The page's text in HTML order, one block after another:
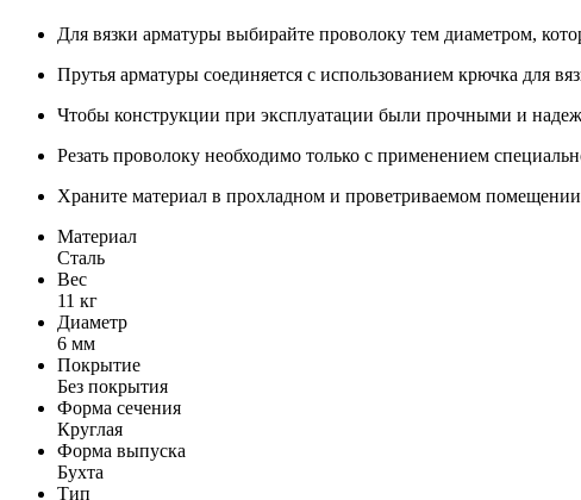
Для вязки арматуры выбирайте проволоку тем диаметром,
Прутья арматуры соединяется с использованием крючка для
Чтобы конструкции при эксплуатации были прочными и
Резать проволоку необходимо только с применением
Храните материал в прохладном и проветриваемом
Материал
Сталь
Вес
11 кг
Диаметр
6 мм
Покрытие
Без покрытия
Форма сечения
Круглая
Форма выпуска
Бухта
Тип